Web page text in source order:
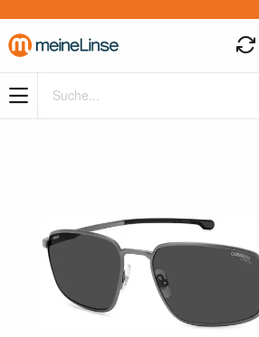
Zum Hauptinhalt springen